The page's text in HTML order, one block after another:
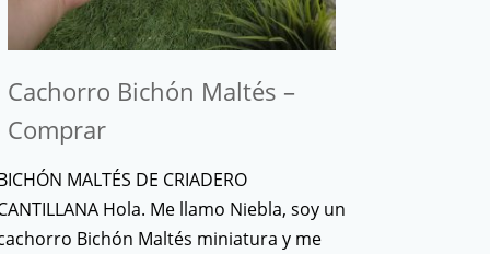
Cachorro Bichón Maltés –
Comprar
MALTÉS DE CRIADERO
Hola. Me llamo Niebla, soy un
Bichón Maltés miniatura y me